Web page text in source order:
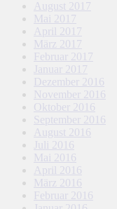
August 2017
Mai 2017
April 2017
März 2017
Februar 2017
Januar 2017
Dezember 2016
November 2016
Oktober 2016
September 2016
August 2016
Juli 2016
Mai 2016
April 2016
März 2016
Februar 2016